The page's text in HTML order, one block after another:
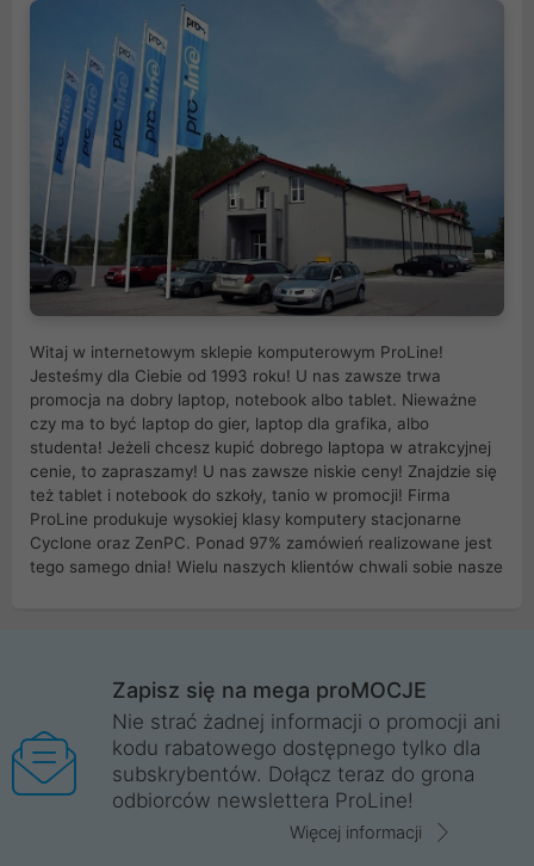
Witaj w internetowym sklepie komputerowym ProLine!
Jesteśmy dla Ciebie od 1993 roku! U nas zawsze trwa
promocja na dobry laptop, notebook albo tablet. Nieważne
czy ma to być laptop do gier, laptop dla grafika, albo
studenta! Jeżeli chcesz kupić dobrego laptopa w atrakcyjnej
cenie, to zapraszamy! U nas zawsze niskie ceny! Znajdzie się
też tablet i notebook do szkoły, tanio w promocji! Firma
ProLine produkuje wysokiej klasy komputery stacjonarne
Cyclone oraz ZenPC. Ponad 97% zamówień realizowane jest
tego samego dnia! Wielu naszych klientów chwali sobie nasze
Wrocław, Poznań, Legnica, Katowice, Gliwice, Kalisz, Bytom,
Trzebnica, Opole. Szybka i profesjonalna obsługa!
ProLine to polska firma ze 100% polskim kapitałem. Działamy
legalnie i płacimy podatki w naszym kraju! Posiadamy siedzibę
główną w Mirkowie oraz salony na terenie kraju. Cała
komunikacja ze sklepem komputerowym ProLine jest
Zapisz się na mega proMOCJE
Nie strać żadnej informacji o promocji ani
kodu rabatowego dostępnego tylko dla
subskrybentów. Dołącz teraz do grona
odbiorców newslettera ProLine!
Więcej informacji